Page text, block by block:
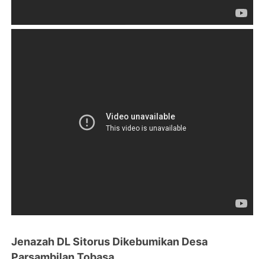
Jenazah DL Sitorus Dikebumikan Desa